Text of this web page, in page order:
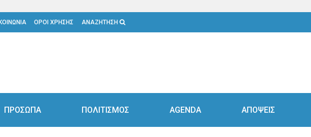
ΟΡΟΙ ΧΡΗΣΗΣ ΑΝΑΖΗΤΗΣΗ
ΠΡΟΣΩΠΑ ΠΟΛΙΤΙΣΜΟΣ AGENDA ΑΠΟΨΕΙΣ